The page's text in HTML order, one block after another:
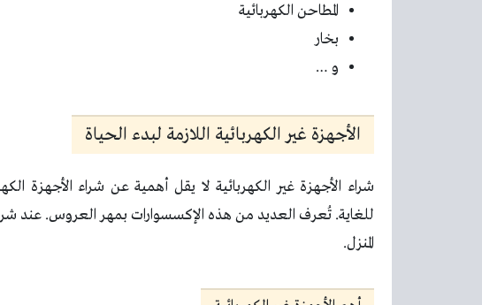
المطاحن الكهربائية
بخار
و …
الأجهزة غير الكهربائية اللازمة لبدء الحياة
شراء الأجهزة غير الكهربائية لا يقل أهمية عن شراء الأجهزة
للغاية. تُعرف العديد من هذه الإكسسوارات بمهر العروس. عند
المنزل.